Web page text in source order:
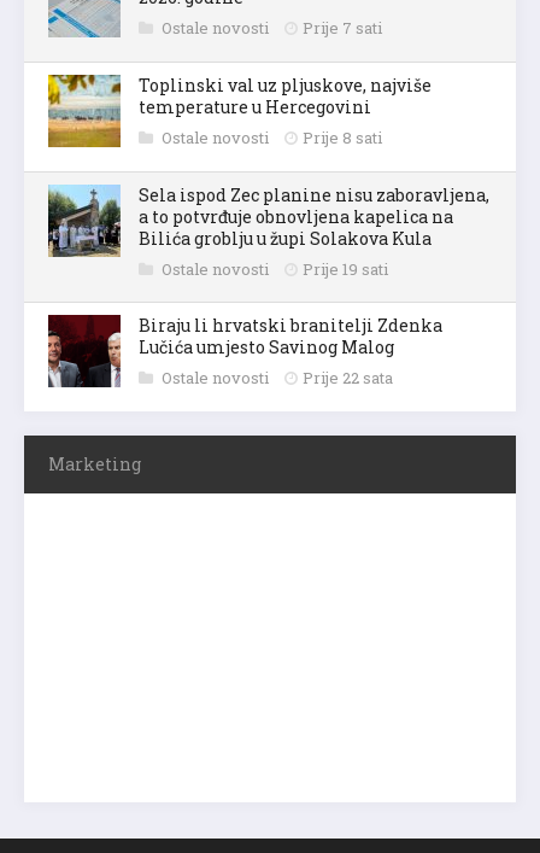
Ostale novosti Prije 7 sati
Toplinski val uz pljuskove, najviše
temperature u Hercegovini
Ostale novosti Prije 8 sati
Sela ispod Zec planine nisu zaboravljena,
a to potvrđuje obnovljena kapelica na
Bilića groblju u župi Solakova Kula
Ostale novosti Prije 19 sati
Biraju li hrvatski branitelji Zdenka
Lučića umjesto Savinog Malog
Ostale novosti Prije 22 sata
Marketing